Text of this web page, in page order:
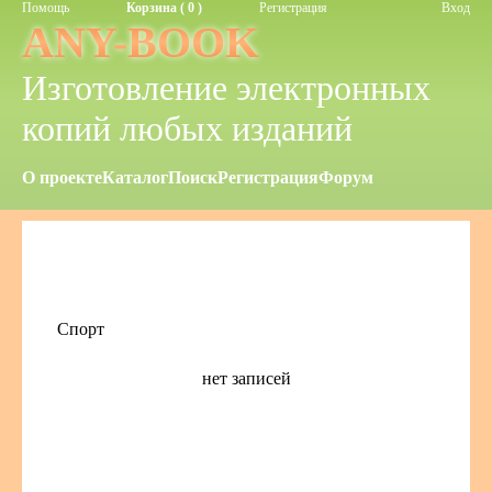
Помощь Корзина ( 0 ) Регистрация Вход
ANY-BOOK
Изготовление электронных
копий любых изданий
О проектеКаталогПоискРегистрацияФорум
Спорт
нет записей